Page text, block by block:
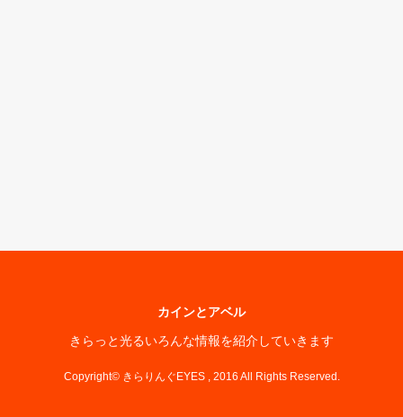
カインとアベル
きらっと光るいろんな情報を紹介していきます
Copyright© きらりんぐEYES , 2016 All Rights Reserved.